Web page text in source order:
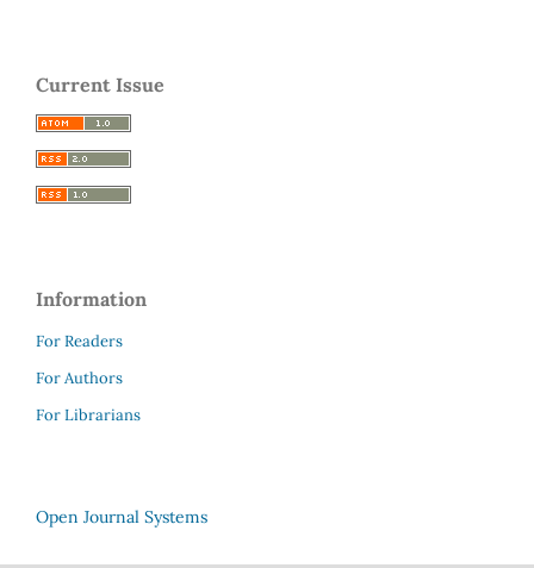
Current Issue
Information
For Readers
For Authors
For Librarians
Open Journal Systems